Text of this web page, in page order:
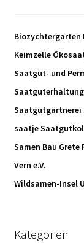
Biozychtergarten
Keimzelle
Saatgut- und
Saatgutgärtnerei
saatje
Samen Bau Grete
Vern e.V.
Wildsamen-Insel
Kategorien